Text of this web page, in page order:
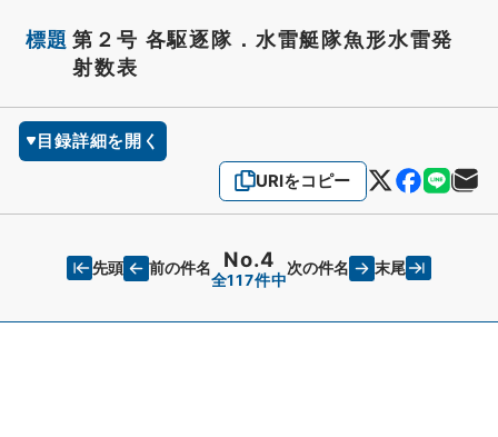
標題 第２号 各駆逐隊．水雷艇隊魚形水雷発
射数表
目録詳細を開く
URIをコピー
先頭 前の件名 No.4
全117件中
次の件名 末尾